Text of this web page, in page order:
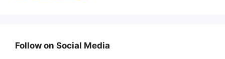
Follow on Social Media